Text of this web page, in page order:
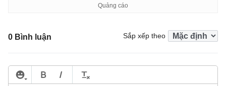
0 Bình luận Sắp xếp theo